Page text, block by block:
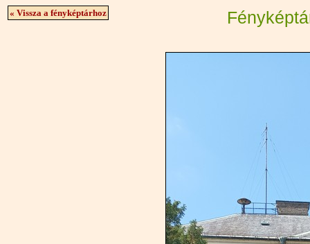
« Vissza a fényképtárhoz